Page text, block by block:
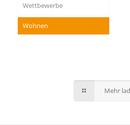
Wettbewerbe
Wohnen
Mehr